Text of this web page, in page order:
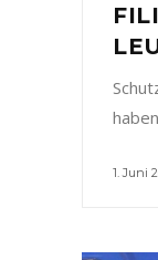
1. Juni